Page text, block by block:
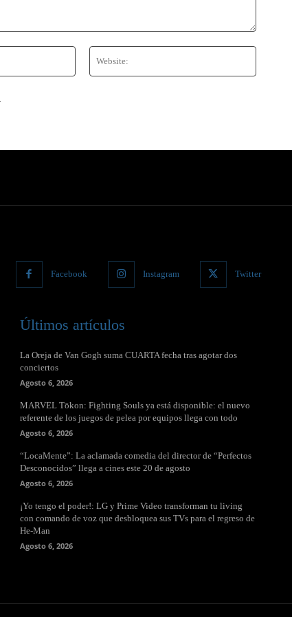
Email:*
Facebook Instagram Twitter
Últimos artículos
La Oreja de Van Gogh suma CUARTA fecha tras agotar dos
conciertos
Agosto 6, 2026
MARVEL Tōkon: Fighting Souls ya está disponible: el nuevo
referente de los juegos de pelea por equipos llega con todo
Agosto 6, 2026
“LocaMente”: La aclamada comedia del director de “Perfectos
Desconocidos” llega a cines este 20 de agosto
Agosto 6, 2026
¡Yo tengo el poder!: LG y Prime Video transforman tu living
con comando de voz que desbloquea sus TVs para el regreso de
He-Man
Agosto 6, 2026